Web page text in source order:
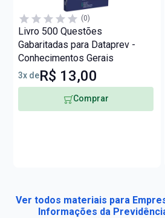
(0)
Livro 500 Questões
Gabaritadas para Dataprev -
Conhecimentos Gerais
3x deR$ 13,00
Comprar
Ver todos materiais para
Informações da